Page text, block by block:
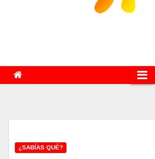
¿SABÍAS QUÉ?